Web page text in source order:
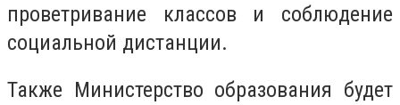
проветривание классов и соблюдение
социальной дистанции.
Также Министерство образования будет